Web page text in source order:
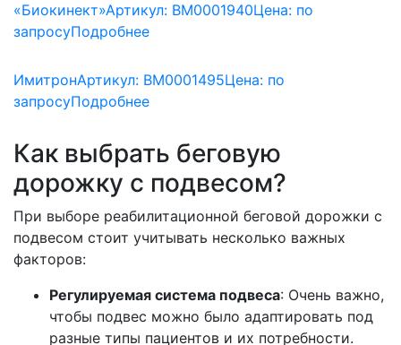
«Биокинект»Артикул: BM0001940Цена: по
запросуПодробнее
ИмитронАртикул: BM0001495Цена: по
запросуПодробнее
Как выбрать беговую
дорожку с подвесом?
При выборе реабилитационной беговой дорожки с
подвесом стоит учитывать несколько важных
факторов:
Регулируемая система подвеса: Очень важно,
чтобы подвес можно было адаптировать под
разные типы пациентов и их потребности.